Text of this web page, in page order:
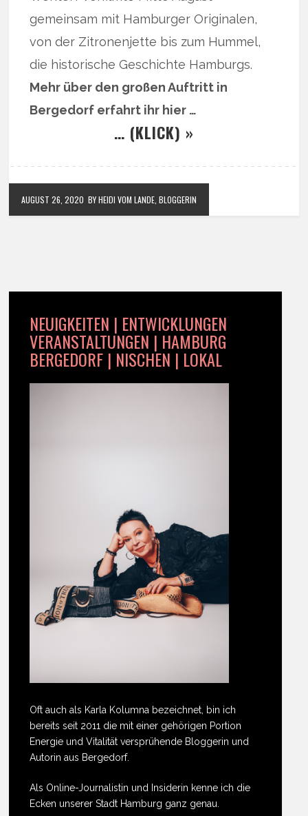
gemeinsam mit Hamburger Originalen,
von der Zitronenjette bis zum Hummel,
die historische Geschichte Hamburgs.
Mehr über den großen Auftritt in
Bergedorf erfahrt ihr hier …
… (KLICK) »
AUGUST 26, 2020 BY HEIDI VOM LANDE, BLOGGERIN
NEUIGKEITEN | ENTWICKLUNGEN
VERANSTALTUNGEN | HAMBURG
BERGEDORF | NISCHEN | LOKAL
Oft auch als Karla Kolumna bezeichnet, bin ich
bereits seit 2011 die mit einer gehörigen Portion
Energie und Vitalität versprühende Bloggerin und
Autorin aus Bergedorf.
Als Online-Journalistin und Insiderin kenne ich die
Ecken unserer Stadt Hamburg ganz genau.